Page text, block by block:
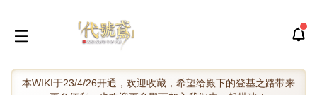
本WIKI于23/4/26开通，欢迎收藏，希望给殿下的登基之路带来